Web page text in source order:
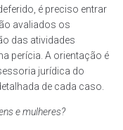
é preciso entrar
avaliados os
das atividades
perícia. A orientação é
jurídica do
de cada caso.
e mulheres?